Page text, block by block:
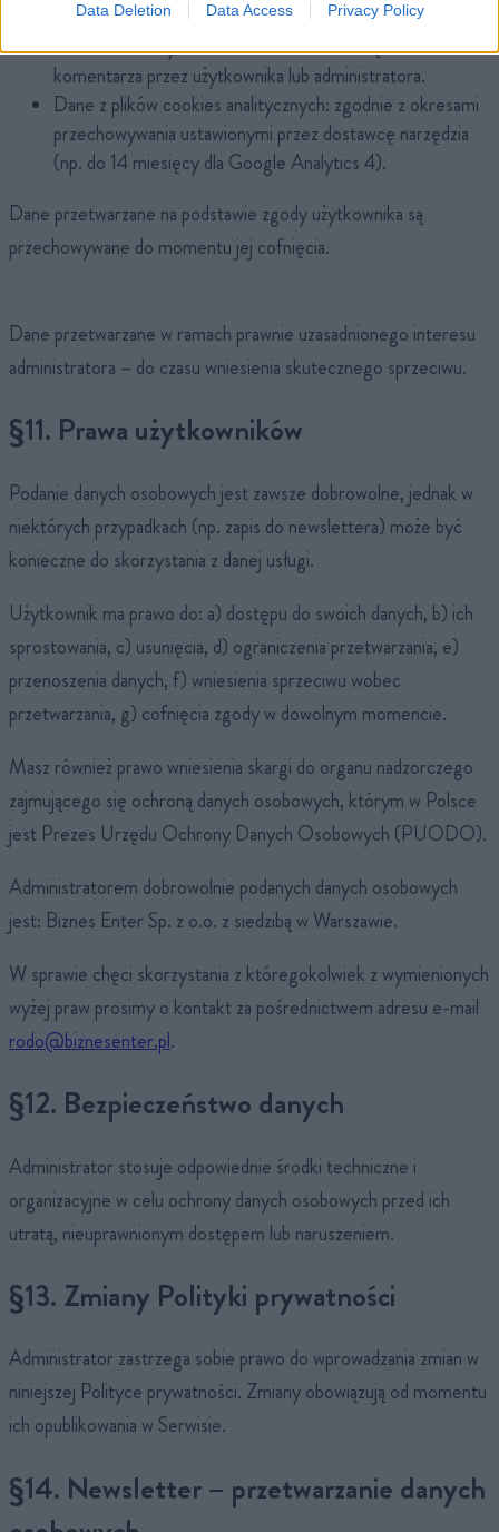
Data Deletion Data Access Privacy Policy
umowy.
Komentarze użytkowników: do czasu usunięcia
komentarza przez użytkownika lub administratora.
Dane z plików cookies analitycznych: zgodnie z okresami
przechowywania ustawionymi przez dostawcę narzędzia
(np. do 14 miesięcy dla Google Analytics 4).
Dane przetwarzane na podstawie zgody użytkownika są
przechowywane do momentu jej cofnięcia.
Dane przetwarzane w ramach prawnie uzasadnionego interesu
administratora – do czasu wniesienia skutecznego sprzeciwu.
§11. Prawa użytkowników
Podanie danych osobowych jest zawsze dobrowolne, jednak w
niektórych przypadkach (np. zapis do newslettera) może być
konieczne do skorzystania z danej usługi.
Użytkownik ma prawo do: a) dostępu do swoich danych, b) ich
sprostowania, c) usunięcia, d) ograniczenia przetwarzania, e)
przenoszenia danych, f) wniesienia sprzeciwu wobec
przetwarzania, g) cofnięcia zgody w dowolnym momencie.
Masz również prawo wniesienia skargi do organu nadzorczego
zajmującego się ochroną danych osobowych, którym w Polsce
jest Prezes Urzędu Ochrony Danych Osobowych (PUODO).
Administratorem dobrowolnie podanych danych osobowych
jest: Biznes Enter Sp. z o.o. z siedzibą w Warszawie.
W sprawie chęci skorzystania z któregokolwiek z wymienionych
wyżej praw prosimy o kontakt za pośrednictwem adresu e-mail
rodo@biznesenter.pl.
§12. Bezpieczeństwo danych
Administrator stosuje odpowiednie środki techniczne i
organizacyjne w celu ochrony danych osobowych przed ich
utratą, nieuprawnionym dostępem lub naruszeniem.
§13. Zmiany Polityki prywatności
Administrator zastrzega sobie prawo do wprowadzania zmian w
niniejszej Polityce prywatności. Zmiany obowiązują od momentu
ich opublikowania w Serwisie.
§14. Newsletter – przetwarzanie danych